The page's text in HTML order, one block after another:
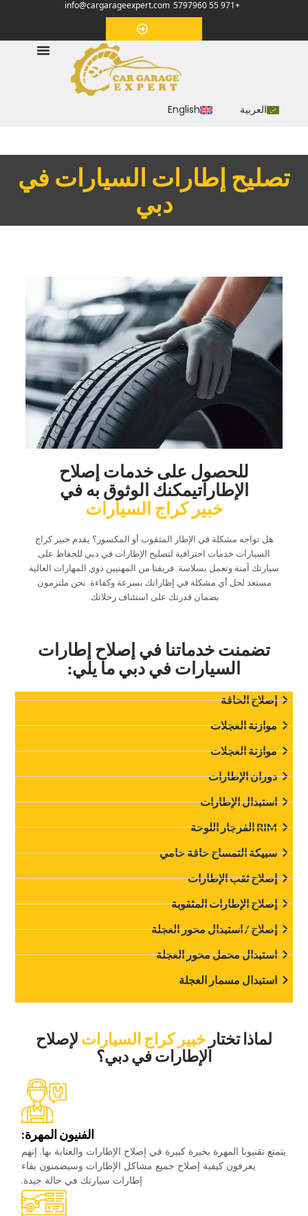
+971 55 5797960
info@cargarageexpert.com
‏موعد‏
العربية English
‏تصليح إطارات السيارات في
دبي‏
‏للحصول على خدمات إصلاح
الإطاراتيمكنك الوثوق به في‏
خبير كراج السيارات
‏هل تواجه مشكلة في الإطار المثقوب أو المكسور؟‏ ‏يقدم خبير كراج
السيارات خدمات احترافية لتصليح الإطارات في دبي للحفاظ على
سيارتك آمنة وتعمل بسلاسة‏‏. فريقنا من المهنيين ذوي المهارات العالية
مستعد لحل أي مشكلة في إطاراتك بسرعة وكفاءة. نحن ملتزمون
بضمان قدرتك على استئناف رحلاتك.‏
‏تضمنت خدماتنا في إصلاح إطارات
السيارات في دبي ما يلي:‏
‏إصلاح الحافة‏
موازنة العجلات
‏موازنة العجلات‏
‏دوران الإطارات‏
‏استبدال الإطارات‏
‏RIM الفرجار اللوحة‏
‏سبيكة التمساح حافة حامي‏
‏إصلاح ثقب الإطارات‏
‏إصلاح الإطارات المثقوبة‏
‏إصلاح / استبدال محور العجلة‏
‏استبدال محمل محور العجلة‏
‏استبدال مسمار العجلة‏
‏لماذا تختار‏ خبير كراج السيارات ‏لإصلاح
الإطارات في دبي؟‏
‏الفنيون المهرة:‏
‏يتمتع تقنيونا المهرة بخبرة كبيرة في إصلاح الإطارات والعناية بها. إنهم
يعرفون كيفية إصلاح جميع مشاكل الإطارات وسيضمنون بقاء
إطارات سيارتك في حالة جيدة.‏